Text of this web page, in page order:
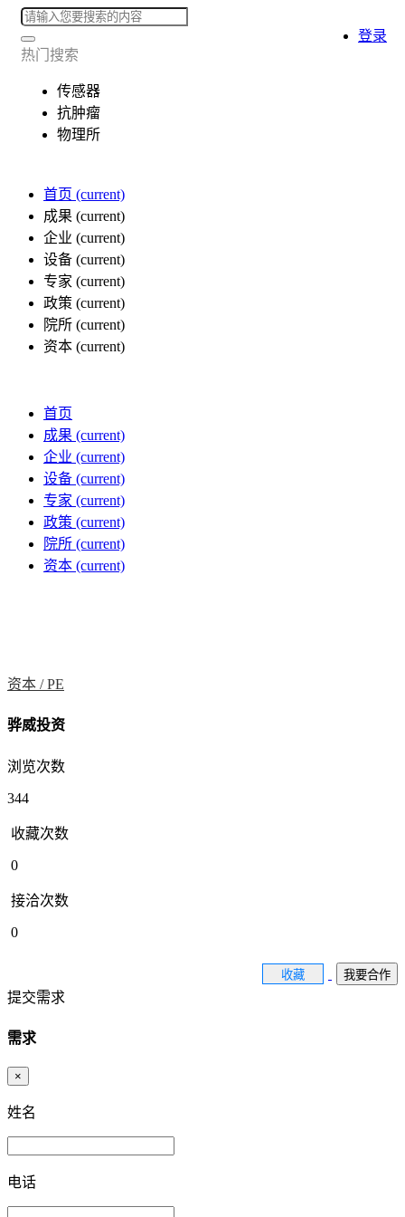
热门搜索
传感器
抗肿瘤
物理所
首页 (current)
成果 (current)
企业 (current)
设备 (current)
专家 (current)
政策 (current)
院所 (current)
资本 (current)
登录
首页
成果 (current)
企业 (current)
设备 (current)
专家 (current)
政策 (current)
院所 (current)
资本 (current)
资本 /PE
骅威投资
浏览次数
344
收藏次数
0
接洽次数
0
收藏 我要合作
提交需求
需求
×
姓名
电话